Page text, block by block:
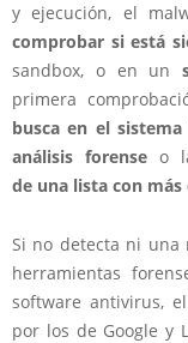
y ejecución, el
comprobar si está
sandbox, o en un
primera
busca en el
análisis forenseo
de una lista con más
Si no detecta ni una
herramientas
software antivirus,
por los de Google y